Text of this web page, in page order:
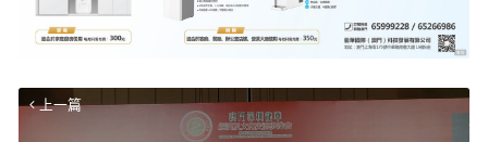
上一篇